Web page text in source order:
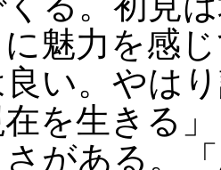
魅力を感
い。やは
在を生きる
がある。